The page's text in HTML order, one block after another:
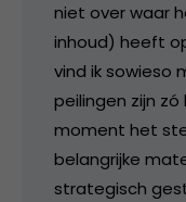
niet over waar
inhoud) heeft
vind ik sowieso
peilingen zijn
moment het
belangrijke
strategisch